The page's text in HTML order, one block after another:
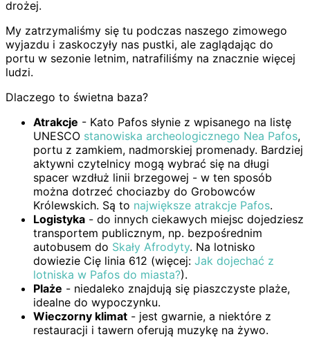
drożej.
My zatrzymaliśmy się tu podczas naszego zimowego
wyjazdu i zaskoczyły nas pustki, ale zaglądając do
portu w sezonie letnim, natrafiliśmy na znacznie więcej
ludzi.
Dlaczego to świetna baza?
Atrakcje - Kato Pafos słynie z wpisanego na listę
UNESCO stanowiska archeologicznego Nea Pafos,
portu z zamkiem, nadmorskiej promenady. Bardziej
aktywni czytelnicy mogą wybrać się na długi
spacer wzdłuż linii brzegowej - w ten sposób
można dotrzeć chociazby do Grobowców
Królewskich. Są to największe atrakcje Pafos.
Logistyka - do innych ciekawych miejsc dojedziesz
transportem publicznym, np. bezpośrednim
autobusem do Skały Afrodyty. Na lotnisko
dowiezie Cię linia 612 (więcej: Jak dojechać z
lotniska w Pafos do miasta?).
Plaże - niedaleko znajdują się piaszczyste plaże,
idealne do wypoczynku.
Wieczorny klimat - jest gwarnie, a niektóre z
restauracji i tawern oferują muzykę na żywo.